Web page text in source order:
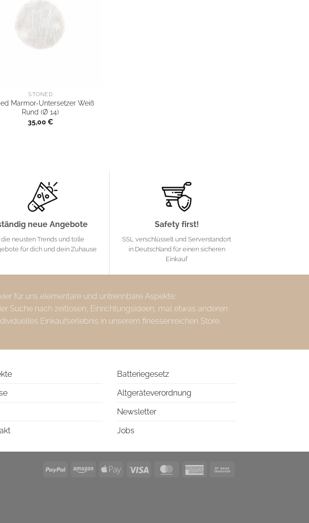
STONED
Marmor-Untersetzer Weiß
Rund (Ø 14)
35,00€
neue Angebote
die neusten Trends und tolle
für dich und dein Zuhause
Safety first!
SSL verschlüsselt und Serverstandort
in Deutschland für einen sicheren
Einkauf
für uns elementare und untrennbare Aspekte:
Suche nach zeitlosen, Einrichtungsideen, mal etwas anderen
Einkaufserlebnis in unserem finessenreichen Store.
Batteriegesetz
Altgeräteverordnung
Newsletter
Jobs
PayPal Amazon Apple
Visa MasterCardAmerican